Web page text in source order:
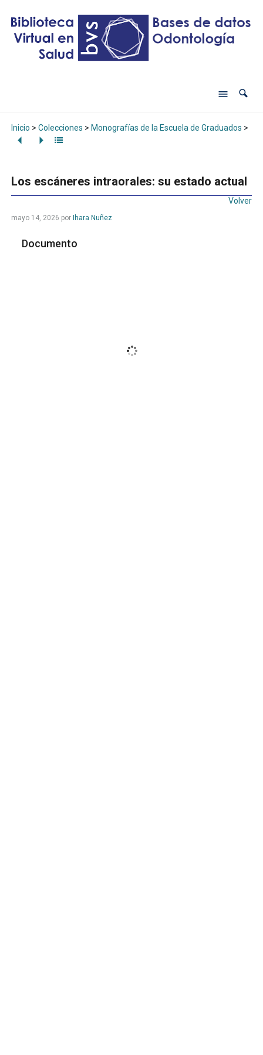
Inicio > Colecciones > Monografías de la Escuela de Graduados >
Los escáneres intraorales: su estado actual
Volver
mayo 14, 2026 por Ihara Nuñez
Documento